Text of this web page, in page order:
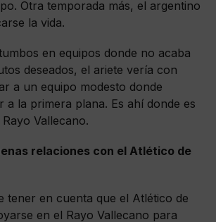
Otra temporada más, el argentino
la vida.
en equipos donde no acaba
deseados, el ariete vería con
a un equipo modesto donde
a la primera plana. Es ahí donde es
Vallecano.
relaciones con el Atlético de
tener en cuenta que el Atlético de
en el Rayo Vallecano para